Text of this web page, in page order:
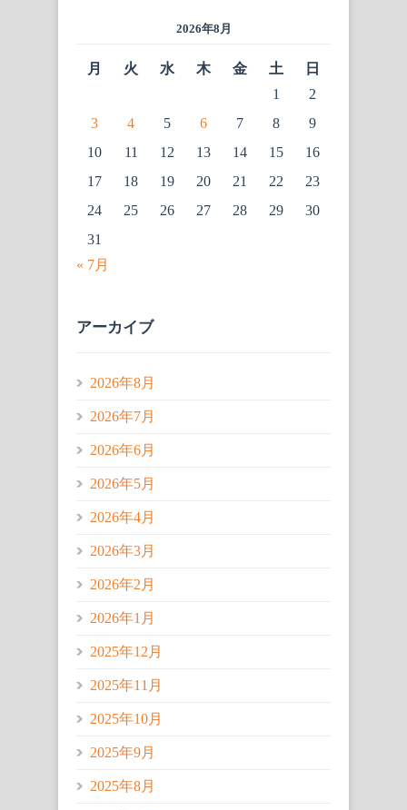
2026年8月
月 火 水 木 金 土
日
1
2
3
4 5 6 7 8
9
10
11 12 13 14 15
16
17
18 19 20 21 22
23
24
25 26 27 28 29
30
31
« 7月
アーカイブ
2026年8月
2026年7月
2026年6月
2026年5月
2026年4月
2026年3月
2026年2月
2026年1月
2025年12月
2025年11月
2025年10月
2025年9月
2025年8月